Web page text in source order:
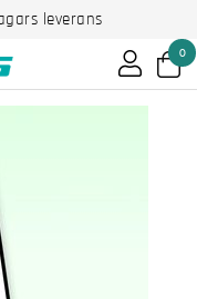
leverans
0